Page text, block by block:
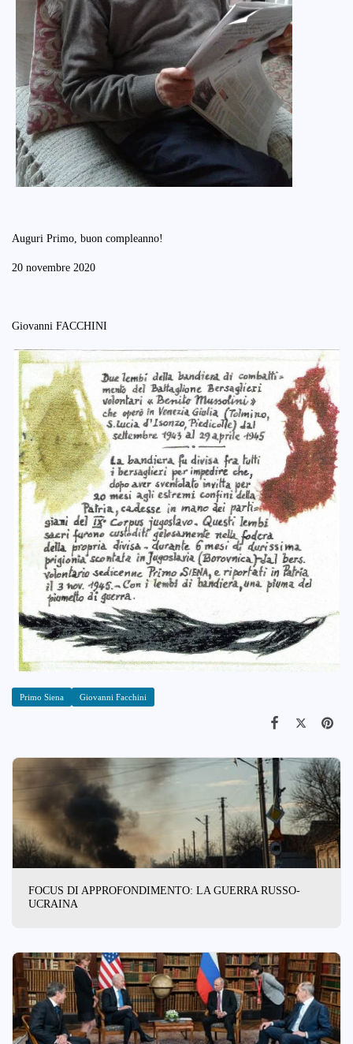
Auguri Primo, buon compleanno!
20 novembre 2020
Giovanni FACCHINI
Primo Siena Giovanni Facchini
FOCUS DI APPROFONDIMENTO: LA GUERRA RUSSO-
UCRAINA